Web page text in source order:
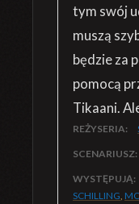
tym swój
muszą
będzie za
pomocą
Tikaani.
REŻYSERIA:
SCENARIUSZ:
WYSTĘPUJĄ:
SCHILLING,